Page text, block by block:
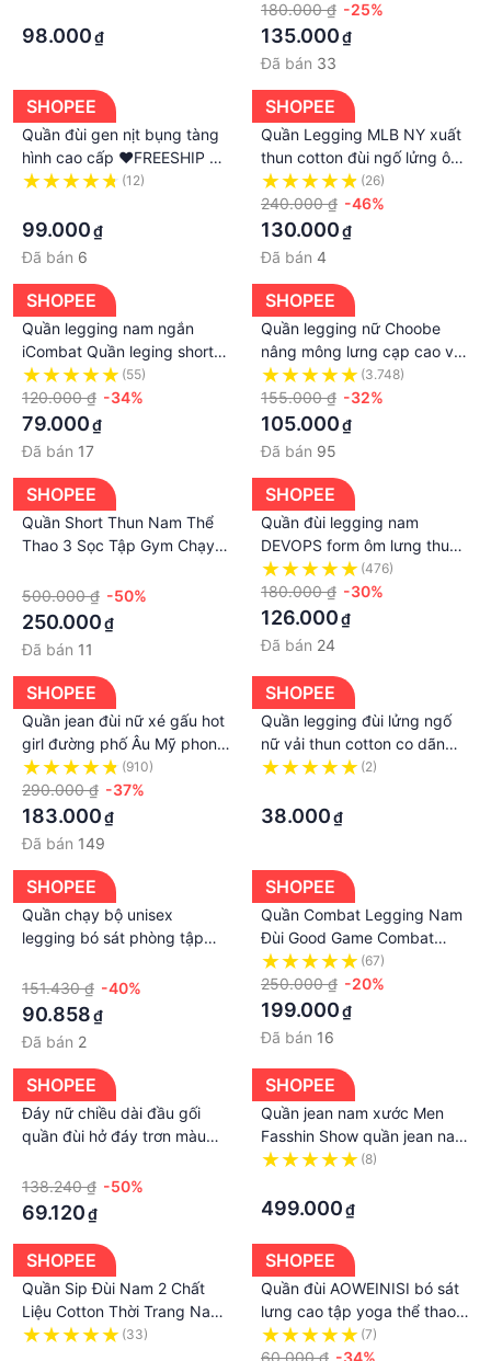
Quốc
98.000₫
combat tập gym đá bóng rổ
TSLA DEL1002
180.000 ₫ -25%
135.000₫
Đã bán 33
SHOPEE
Quần đùi gen nịt bụng tàng
hình cao cấp ❤️FREESHIP ❤️
Quần gen bó bụng để mặc
màu da và đen
(12)
99.000₫
Đã bán 6
SHOPEE
Quần Legging MLB NY xuất
thun cotton đùi ngố lửng ôm
body bó mặc nhà tập gym
yoga
(26)
240.000 ₫ -46%
130.000₫
Đã bán 4
SHOPEE
Quần legging nam ngắn
iCombat Quần leging short
đùi bó tập gym cho nam
(55)
120.000 ₫ -34%
79.000₫
Đã bán 17
SHOPEE
Quần legging nữ Choobe
nâng mông lưng cạp cao vải
thun dày dặn đùi ngố lửng
ôm body bó mặc nhà tập
gym yoga Q33
(3.748)
155.000 ₫ -32%
105.000₫
Đã bán 95
SHOPEE
Quần Short Thun Nam Thể
Thao 3 Sọc Tập Gym Chạy
Sát - X068 - X9 Sportswear
500.000 ₫ -50%
250.000₫
Đã bán 11
SHOPEE
Quần đùi legging nam
DEVOPS form ôm lưng thun
dạng short thể thao tập gym
bó cơ pro combat đá bóng
rổ TSLA DEL1004
(476)
180.000 ₫ -30%
126.000₫
Đã bán 24
SHOPEE
Quần jean đùi nữ xé gấu hot
girl đường phố Âu Mỹ phong
cá tính mùa hè Quần short
cạp cao bó sát
(910)
290.000 ₫ -37%
183.000₫
Đã bán 149
SHOPEE
Quần legging đùi lửng ngố
nữ vải thun cotton co dãn
ôm bó, Quần tregging short
legging nữ
(2)
38.000₫
SHOPEE
Quần chạy bộ unisex
legging bó sát phòng tập
thao dành cho người lớn
Quần chạy bộ bóng rổ quần
đùi nhanh khô quần tập gym
yoga slim fit quần thể hình
đàn hồi
151.430 ₫ -40%
90.858₫
Đã bán 2
SHOPEE
Quần Combat Legging Nam
Đùi Good Game Combat
Short Bó Cơ Giữ Nhiệt
(67)
250.000 ₫ -20%
199.000₫
Đã bán 16
SHOPEE
Đáy nữ chiều dài đầu gối
quần đùi hở đáy trơn màu
138.240 ₫ -50%
69.120₫
SHOPEE
Quần jean nam xước Men
Fasshin Show quần jean nam
slim ống bó màu xanh mài
(8)
499.000₫
SHOPEE
Quần Sip Đùi Nam 2 Chất
Liệu Cotton Thời Trang Nam
Màu Đen Xanh Kiểu Dáng Bó
(33)
SHOPEE
Quần đùi AOWEINISI bó sát
lưng cao tập yoga thể thao
dành cho nữ 40-72kg
(7)
60.000 ₫ -34%